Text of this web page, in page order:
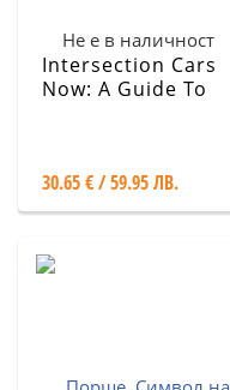
Не е в наличност
Intersection Cars
Now: A Guide To
30.65 € / 59.95 ЛВ.